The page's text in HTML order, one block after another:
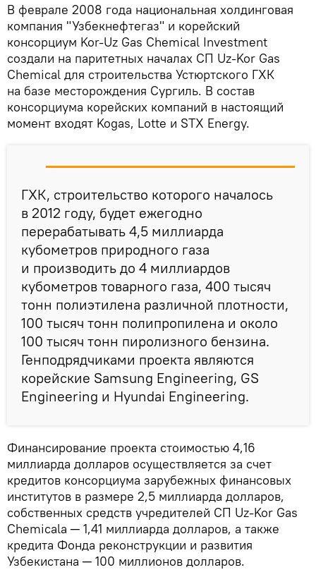
В феврале 2008 года национальная холдинговая
компания "Узбекнефтегаз" и корейский
консорциум Kor-Uz Gas Chemical Investment
создали на паритетных началах СП Uz-Kor Gas
Chemical для строительства Устюртского ГХК
на базе месторождения Сургиль. В состав
консорциума корейских компаний в настоящий
момент входят Kogas, Lotte и STX Energy.
ГХК, строительство которого началось
в 2012 году, будет ежегодно
перерабатывать 4,5 миллиарда
кубометров природного газа
и производить до 4 миллиардов
кубометров товарного газа, 400 тысяч
тонн полиэтилена различной плотности,
100 тысяч тонн полипропилена и около
100 тысяч тонн пиролизного бензина.
Генподрядчиками проекта являются
корейские Samsung Engineering, GS
Engineering и Hyundai Engineering.
Финансирование проекта стоимостью 4,16
миллиарда долларов осуществляется за счет
кредитов консорциума зарубежных финансовых
институтов в размере 2,5 миллиарда долларов,
собственных средств учредителей СП Uz-Kor Gas
Chemicalа ─ 1,41 миллиарда долларов, а также
кредита Фонда реконструкции и развития
Узбекистана ─ 100 миллионов долларов.